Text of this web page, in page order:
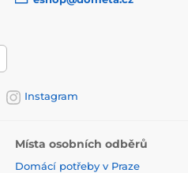
Instagram
Místa osobních odběrů
Domácí potřeby v Praze